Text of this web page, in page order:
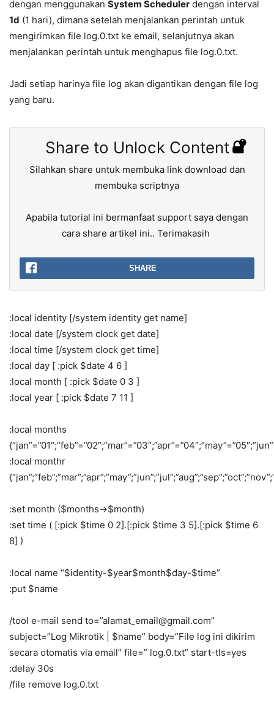
dengan menggunakan System Scheduler dengan interval
1d (1 hari), dimana setelah menjalankan perintah untuk
mengirimkan file log.0.txt ke email, selanjutnya akan
menjalankan perintah untuk menghapus file log.0.txt.
Jadi setiap harinya file log akan digantikan dengan file log
yang baru.
Share to Unlock Content
Silahkan share untuk membuka link download dan
membuka scriptnya
Apabila tutorial ini bermanfaat support saya dengan
cara share artikel ini.. Terimakasih
SHARE
:local identity [/system identity get name]
:local date [/system clock get date]
:local time [/system clock get time]
:local day [ :pick $date 4 6 ]
:local month [ :pick $date 0 3 ]
:local year [ :pick $date 7 11 ]
:local months
:local monthr
:set month ($months->$month)
:set time ( [:pick $time 0 2].[:pick $time 3 5].[:pick $time 6
8] )
:local name “$identity-$year$month$day-$time”
:put $name
/tool e-mail send to=”alamat_email@gmail.com”
subject=”Log Mikrotik | $name” body=”File log ini dikirim
secara otomatis via email” file=” log.0.txt” start-tls=yes
:delay 30s
/file remove log.0.txt